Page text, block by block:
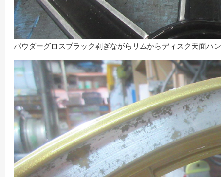
パウダーグロスブラック剥ぎながらリムからディスク天面ハ